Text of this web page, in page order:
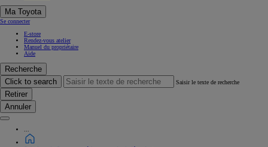
Ma Toyota
Se connecter
E-store
Rendez-vous atelier
Manuel du propriétaire
Aide
Recherche
Click to search
Saisir le texte de recherche
Retirer
Annuler